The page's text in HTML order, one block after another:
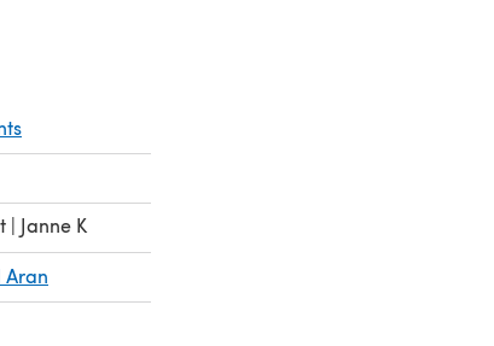
| Janne K
Aran